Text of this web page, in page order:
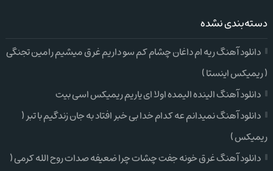
دسته‌بندی نشده
دانلود آهنگ ریه ام داغان چشام کم سو داریم غرق میشیم رامین تجنگی
( ریمیکس اینستا )
دانلود آهنگ الینده الیمده اولا ای یاریم ریمیکس اسی بیت
دانلود آهنگ نمیدانم عه کدام خدا بی خبر افتاد به جان زندگیم با تبر (
ریمیکس )
دانلود آهنگ غرق خونه جفت چشات چرا ضعیفه صدات روح الله کرمی (